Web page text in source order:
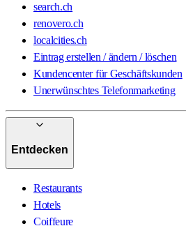
search.ch
renovero.ch
localcities.ch
Eintrag erstellen / ändern / löschen
Kundencenter für Geschäftskunden
Unerwünschtes Telefonmarketing
Entdecken
Restaurants
Hotels
Coiffeure